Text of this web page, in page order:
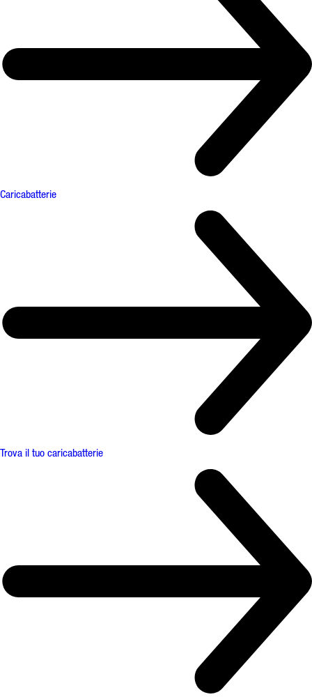
Caricabatterie
Trova il tuo caricabatterie